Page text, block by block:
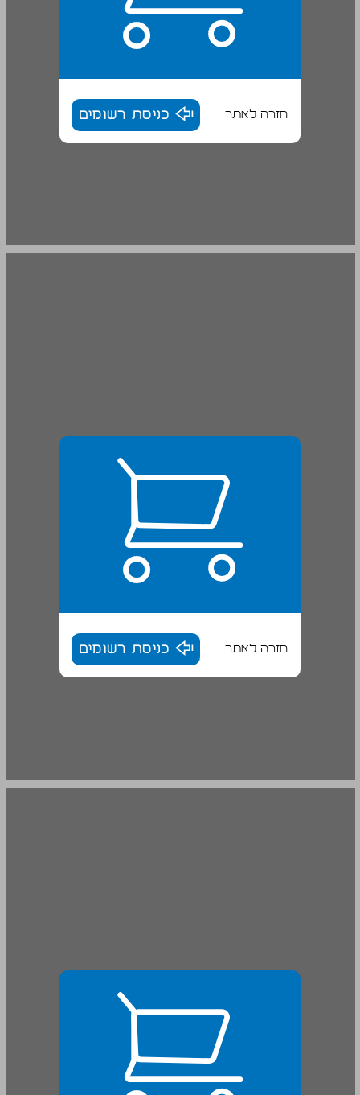
חזרה לאתר כניסת רשומים
חזרה לאתר כניסת רשומים